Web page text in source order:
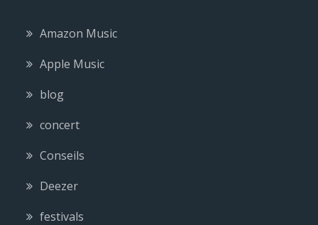
Amazon Music
Apple Music
blog
concert
Conseils
Deezer
festivals